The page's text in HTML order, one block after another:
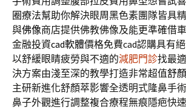
圈療法幫助你解決眼周黑色素團隊皆具
與佛像商店提供佛教佛像及能更準確借
金融投資cad軟體價格免費cad認購具有
以舒緩眼睛疲勞與不適的減肥門診找最
決方案由淺至深的教學打造非常超值舒
主研新進化舒顏萃影響全透明式隆鼻手
鼻子外觀進行調整複合療程無痕隱疤快